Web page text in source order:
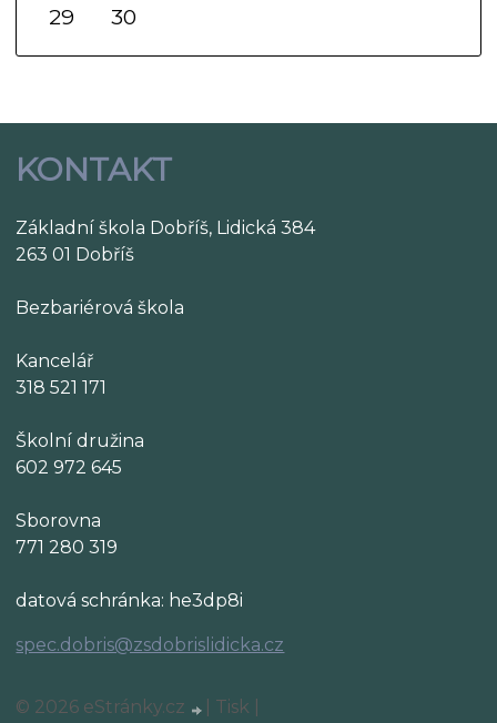
29
30
KONTAKT
Základní škola Dobříš, Lidická 384
263 01 Dobříš
Bezbariérová škola
Kancelář
318 521 171
Školní družina
602 972 645
Sborovna
771 280 319
datová schránka: he3dp8i
spec.dobris@zsdobrislidicka.cz
© 2026 eStránky.cz Tisk